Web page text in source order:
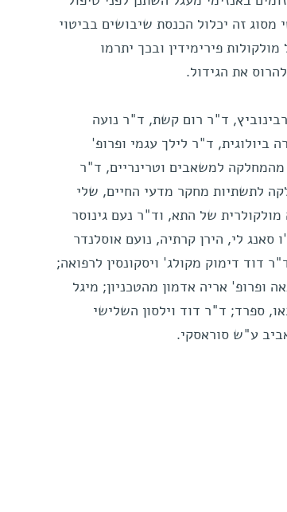
מסוג זה יכלול הכנסת שיבושים בביטוי
פירימידין ובכך יתרמו
את הגידול.
ד"ר רום קשת, ד"ר נועה
ביולוגית, ד"ר לילך עגמי ופרופ'
למשאבים וטרינריים, ד"ר
לתשתיות מחקר מדעי החיים, שלי
מולקולרית של התא, וד"ר נעם גינוסר
לי, הירן קרתיה, נועם אוסלנדר
דוד דימוק מקולג' ויסקונסין לרפואה;
ופרופ' אריה אדמון מהטכניון; מיגל
ספרד; ד"ר דוד וילסון השלישי
ע"ש סוראסקי.